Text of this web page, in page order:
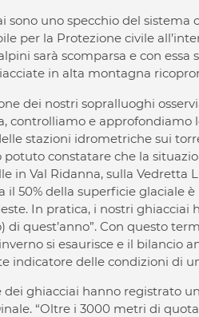
sono uno specchio del
per la Protezione civile
sarà scomparsa e con
in alta montagna
dei nostri sopralluoghi
controlliamo e approfondiamo
stazioni idrometriche sui
potuto constatare che la
in Val Ridanna, sulla Vedretta
il 50% della superficie glaciale
In pratica, i nostri ghiacciai
di quest’anno”. Con questo
si esaurisce e il bilancio
indicatore delle condizioni di
dei ghiacciai hanno registrato
“Oltre i 3000 metri di